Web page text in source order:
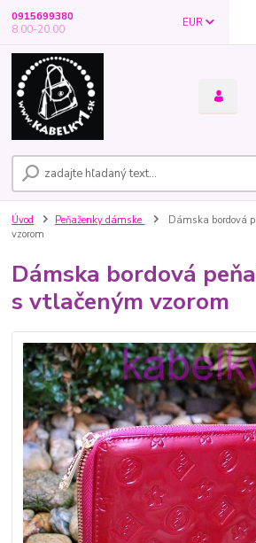
EUR
0915699380
8.00-20.00
Úvod Peňaženky dámske
Dámska bordová
vzorom
Dámska bordová
s vtlačeným vzorom